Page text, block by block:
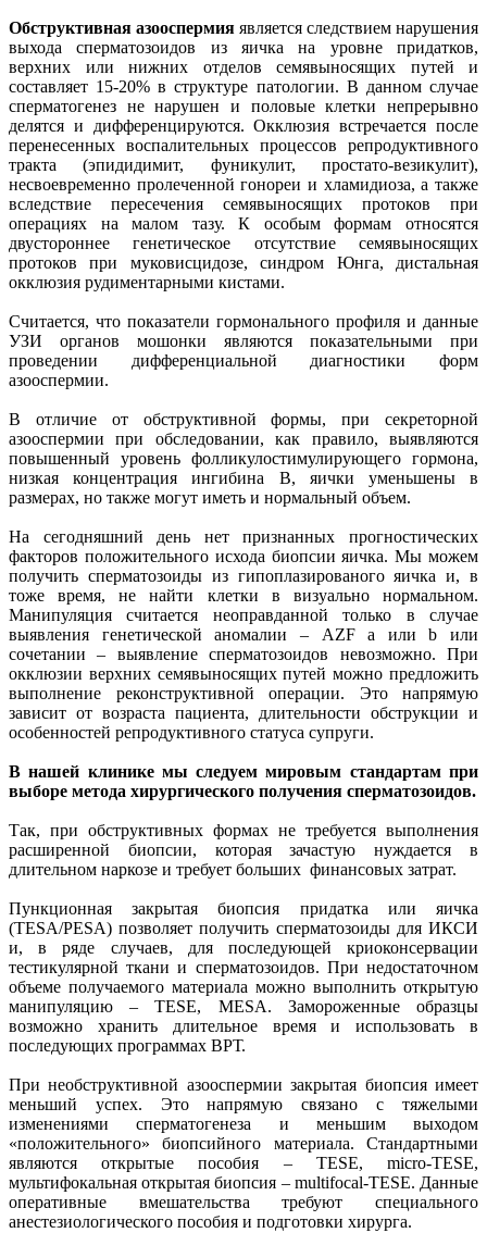
Обструктивная азооспермия является следствием нарушения
выхода сперматозоидов из яичка на уровне придатков,
верхних или нижних отделов семявыносящих путей и
составляет 15-20% в структуре патологии. В данном случае
сперматогенез не нарушен и половые клетки непрерывно
делятся и дифференцируются. Окклюзия встречается после
перенесенных воспалительных процессов репродуктивного
тракта (эпидидимит, фуникулит, простато-везикулит),
несвоевременно пролеченной гонореи и хламидиоза, а также
вследствие пересечения семявыносящих протоков при
операциях на малом тазу. К особым формам относятся
двустороннее генетическое отсутствие семявыносящих
протоков при муковисцидозе, синдром Юнга, дистальная
окклюзия рудиментарными кистами.
Считается, что показатели гормонального профиля и данные
УЗИ органов мошонки являются показательными при
проведении дифференциальной диагностики форм
азооспермии.
В отличие от обструктивной формы, при секреторной
азооспермии при обследовании, как правило, выявляются
повышенный уровень фолликулостимулирующего гормона,
низкая концентрация ингибина В, яички уменьшены в
размерах, но также могут иметь и нормальный объем.
На сегодняшний день нет признанных прогностических
факторов положительного исхода биопсии яичка. Мы можем
получить сперматозоиды из гипоплазированого яичка и, в
тоже время, не найти клетки в визуально нормальном.
Манипуляция считается неоправданной только в случае
выявления генетической аномалии – AZF a или b или
сочетании – выявление сперматозоидов невозможно. При
окклюзии верхних семявыносящих путей можно предложить
выполнение реконструктивной операции. Это напрямую
зависит от возраста пациента, длительности обструкции и
особенностей репродуктивного статуса супруги.
В нашей клинике мы следуем мировым стандартам при
выборе метода хирургического получения сперматозоидов.
Так, при обструктивных формах не требуется выполнения
расширенной биопсии, которая зачастую нуждается в
длительном наркозе и требует больших финансовых затрат.
Пункционная закрытая биопсия придатка или яичка
(TESA/PESA) позволяет получить сперматозоиды для ИКСИ
и, в ряде случаев, для последующей криоконсервации
тестикулярной ткани и сперматозоидов. При недостаточном
объеме получаемого материала можно выполнить открытую
манипуляцию – TESE, MESA. Замороженные образцы
возможно хранить длительное время и использовать в
последующих программах ВРТ.
При необструктивной азооспермии закрытая биопсия имеет
меньший успех. Это напрямую связано с тяжелыми
изменениями сперматогенеза и меньшим выходом
«положительного» биопсийного материала. Стандартными
являются открытые пособия – TESE, micro-TESE,
мультифокальная открытая биопсия – multifocal-TESE. Данные
оперативные вмешательства требуют специального
анестезиологического пособия и подготовки хирурга.